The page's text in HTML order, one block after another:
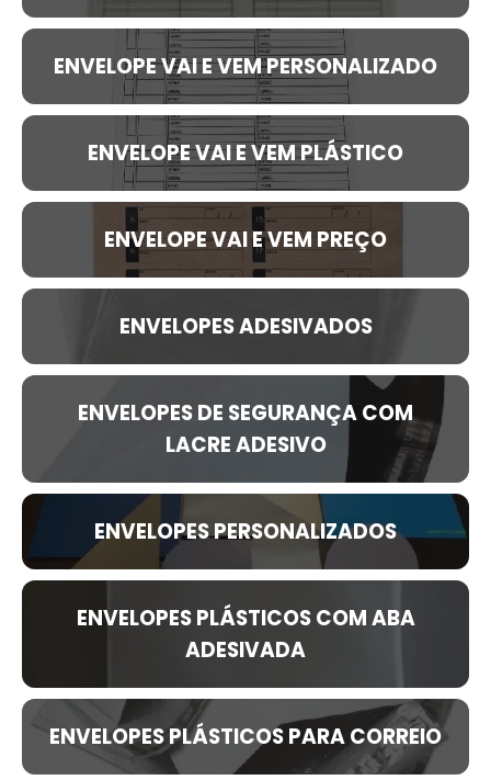
ENVELOPE VAI E VEM PERSONALIZADO
ENVELOPE VAI E VEM PLÁSTICO
ENVELOPE VAI E VEM PREÇO
ENVELOPES ADESIVADOS
ENVELOPES DE SEGURANÇA COM
LACRE ADESIVO
ENVELOPES PERSONALIZADOS
ENVELOPES PLÁSTICOS COM ABA
ADESIVADA
ENVELOPES PLÁSTICOS PARA CORREIO